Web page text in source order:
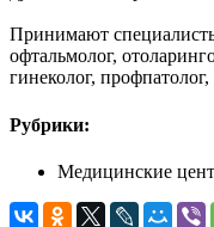
Принимают
офтальмолог,
гинеколог, профпатолог,
Рубрики:
Медицинские